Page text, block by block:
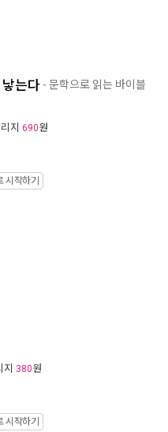
는다 - 문학으로 읽는 바이블
지 690원
시작하기
380원
시작하기